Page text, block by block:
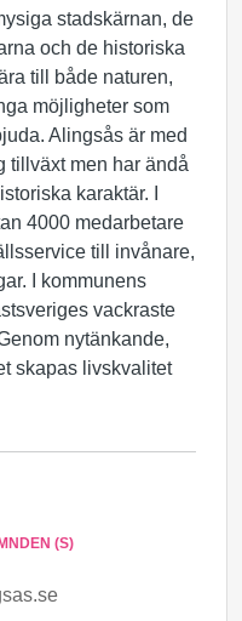
stadskärnan, de
och de historiska
till både naturen,
möjligheter som
Alingsås är med
tillväxt men har ändå
karaktär. I
4000 medarbetare
till invånare,
I kommunens
vackraste
nytänkande,
skapas livskvalitet
(S)